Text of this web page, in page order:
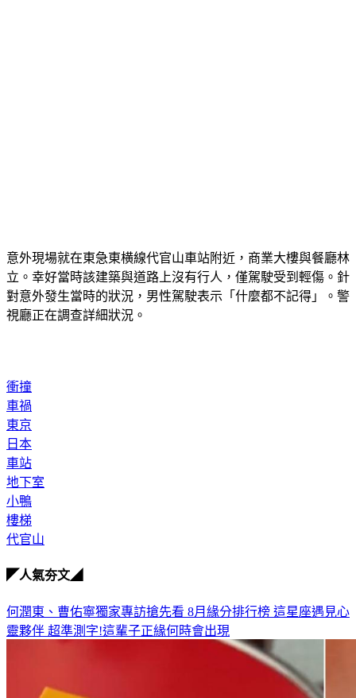
意外現場就在東急東横線代官山車站附近，商業大樓與餐廳林
立。幸好當時該建築與道路上沒有行人，僅駕駛受到輕傷。針
對意外發生當時的狀況，男性駕駛表示「什麼都不記得」。警
視廳正在調查詳細狀況。
衝撞
車禍
東京
日本
車站
地下室
小鴨
樓梯
代官山
◤人氣夯文◢
何潤東、曹佑寧獨家專訪搶先看 8月緣分排行榜 這星座遇見心
靈夥伴 超準測字!這輩子正緣何時會出現